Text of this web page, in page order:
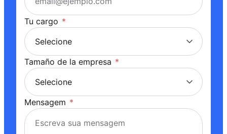
Tu cargo *
Tamaño de la empresa *
Mensagem *